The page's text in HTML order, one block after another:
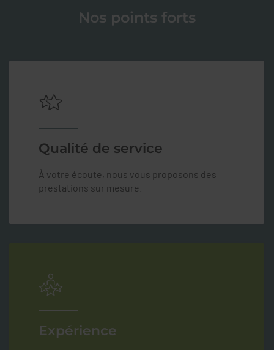
Nos points forts
Qualité de service
À votre écoute, nous vous proposons des
prestations sur mesure.
Expérience